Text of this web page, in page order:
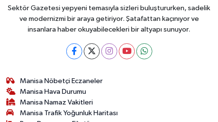
Sektör Gazetesi yepyeni temasıyla sizleri buluştururken, sadelik
ve modernizmi bir araya getiriyor. Şatafattan kaçınıyor ve
insanlara haber okuyabilecekleri bir altyapı sunuyor.
Manisa Nöbetçi Eczaneler
Manisa Hava Durumu
Manisa Namaz Vakitleri
Manisa Trafik Yoğunluk Haritası